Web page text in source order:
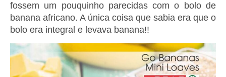
fossem um pouquinho parecidas com o bolo de
banana africano. A única coisa que sabia era que o
bolo era integral e levava banana!!